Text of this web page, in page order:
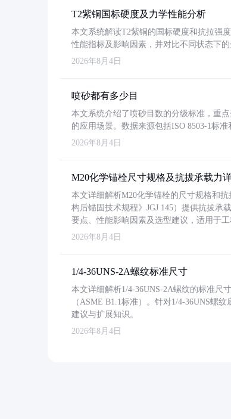
T2紫铜国标硬度及力学性能分析
本文系统解读T2紫铜的国标硬度和抗拉强
性能指标及影响因素，并对比不同状态下
2026年8月4日
喷砂都有多少目
本文系统介绍了喷砂目数的分级标准，重
的应用场景。数据来源包括ISO 8503-1标
2026年8月4日
M20化学锚栓尺寸规格及抗拔承载力
本文详细解析M20化学锚栓的尺寸规格和
构后锚固技术规程》JGJ 145）提供抗拔承
要点、性能影响因素及选型建议，适用于工
2026年8月4日
1/4-36UNS-2A螺纹标准尺寸
本文详细解析1/4-36UNS-2A螺纹的标准尺
（ASME B1.1标准）。针对1/4-36UNS螺
建议与扩展知识。
2026年8月4日